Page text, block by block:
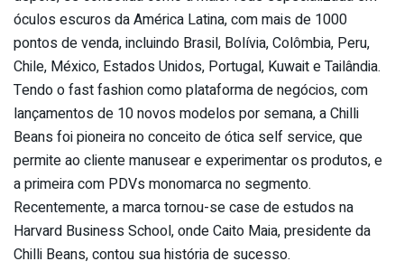
óculos escuros da América Latina, com mais de 1000
pontos de venda, incluindo Brasil, Bolívia, Colômbia, Peru,
Chile, México, Estados Unidos, Portugal, Kuwait e Tailândia.
Tendo o fast fashion como plataforma de negócios, com
lançamentos de 10 novos modelos por semana, a Chilli
Beans foi pioneira no conceito de ótica self service, que
permite ao cliente manusear e experimentar os produtos, e
a primeira com PDVs monomarca no segmento.
Recentemente, a marca tornou-se case de estudos na
Harvard Business School, onde Caito Maia, presidente da
Chilli Beans, contou sua história de sucesso.